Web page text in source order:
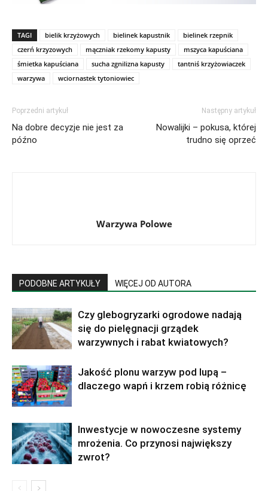
TAGI bielik krzyżowych bielinek kapustnik
bielinek rzepnik
czerń krzyzowych
mączniak rzekomy kapusty
mszyca kapuściana
śmietka kapuściana
sucha zgnilizna kapusty
tantniś krzyżowiaczek
warzywa
wciornastek tytoniowiec
Poprzedni artykuł
Na dobre decyzje nie jest za
późno
Następny artykuł
Nowalijki – pokusa, której
trudno się oprzeć
Warzywa Polowe
PODOBNE ARTYKUŁY WIĘCEJ OD AUTORA
Czy glebogryzarki ogrodowe nadają
się do pielęgnacji grządek
warzywnych i rabat kwiatowych?
Jakość plonu warzyw pod lupą –
dlaczego wapń i krzem robią różnicę
Inwestycje w nowoczesne systemy
mrożenia. Co przynosi największy
zwrot?